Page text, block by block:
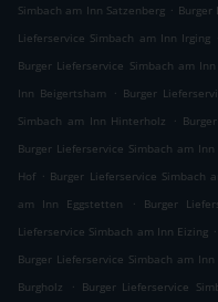
Simbach am Inn Satzenberg . Burger
Lieferservice Simbach am Inn Irging
Burger Lieferservice Simbach am
Inn Beigertsham
. Burger
Simbach am Inn Hinterholz
.
Burger Lieferservice Simbach am
Hof . Burger Lieferservice Simbach
am Inn Eggstetten
. Burger
Lieferservice Simbach am Inn Eizing .
Burger Lieferservice Simbach am Inn
Burgholz
. Burger Lieferservice